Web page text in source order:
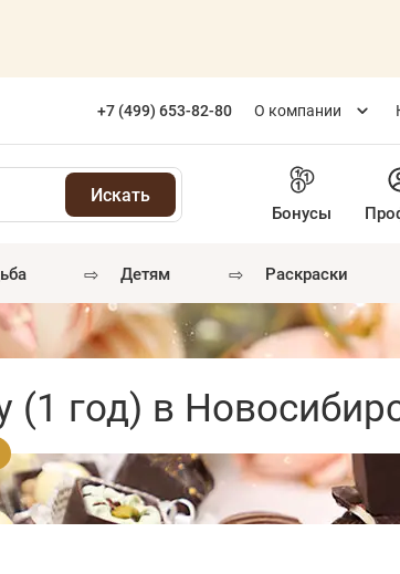
+7 (499) 653-82-80 О компании
Бонусы
⇨ детям ⇨ раскраски
(1 год) в